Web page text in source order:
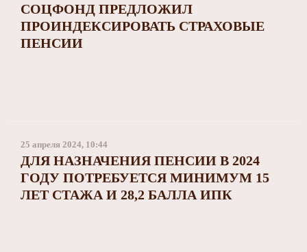
СОЦФОНД ПРЕДЛОЖИЛ
ПРОИНДЕКСИРОВАТЬ СТРАХОВЫЕ
ПЕНСИИ
25 апреля 2024, 10:44
ДЛЯ НАЗНАЧЕНИЯ ПЕНСИИ В 2024
ГОДУ ПОТРЕБУЕТСЯ МИНИМУМ 15
ЛЕТ СТАЖА И 28,2 БАЛЛА ИПК